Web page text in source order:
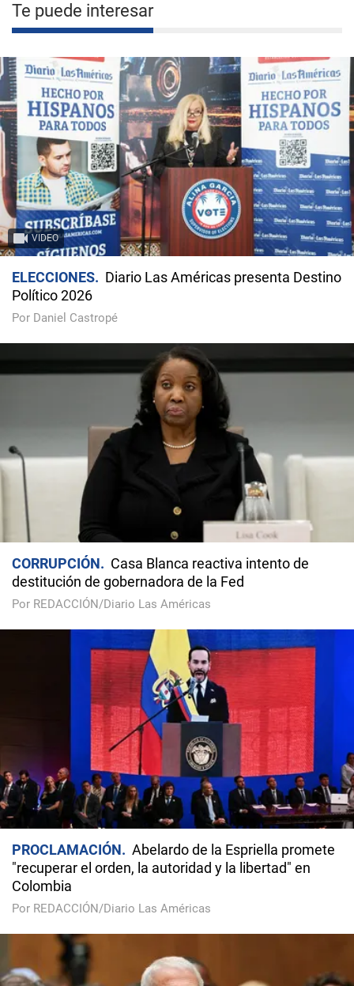
Te puede interesar
VIDEO
ELECCIONES
Diario Las Américas presenta Destino
Político 2026
Por Daniel Castropé
CORRUPCIÓN
Casa Blanca reactiva intento de
destitución de gobernadora de la Fed
Por REDACCIÓN/Diario Las Américas
PROCLAMACIÓN
Abelardo de la Espriella promete
"recuperar el orden, la autoridad y la libertad" en
Colombia
Por REDACCIÓN/Diario Las Américas